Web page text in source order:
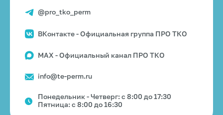
@pro_tko_perm
ВКонтакте - Официальная группа ПРО ТКО
MAX - Официальный канал ПРО ТКО
info@te-perm.ru
Понедельник - Четверг: с 8:00 до 17:30
Пятница: с 8:00 до 16:30